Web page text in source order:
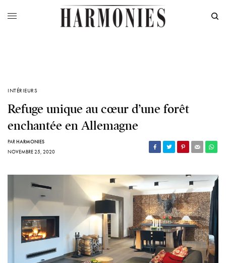
INTÉRIEURS
Refuge unique au cœur d’une forêt
enchantée en Allemagne
PARHARMONIES
NOVEMBRE 25, 2020